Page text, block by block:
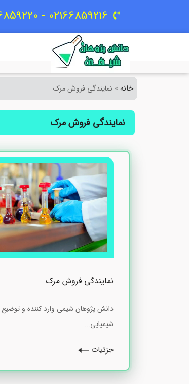
02166859216 - 66859220 - 09129618292
خانه » نمایندگی فروش مرک
نمایندگی فروش مرک
نمایندگی فروش مرک
دانش پژوهان شیمی وارد کننده و توضیع
شیمیایی...
جزئیات